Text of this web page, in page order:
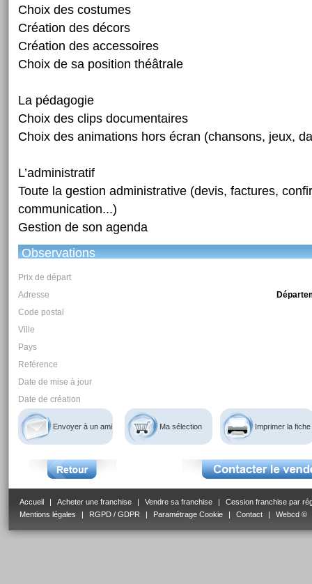
Choix des costumes
Création des décors
Création des accessoires
Choix de sa position théâtrale
La pédagogie
Choix des clips documentaires
Choix des animations hors écran (chansons, jeux,
L’administratif
Toute la gestion administrative (devis, factures,
communication...)
Gestion de son agenda
Observations
Prix de départ
Adresse
Code postal
Ville
Pays
Reférence
Date de mise à jour
Date de création
Envoyer à un ami Ma sélection Imprimer la fiche
Accueil Acheter une franchise Vendre sa franchise
Cession franchise par
Mentions légales
RGPD / GDPR Paramétrage Cookie Contact Webcd ©